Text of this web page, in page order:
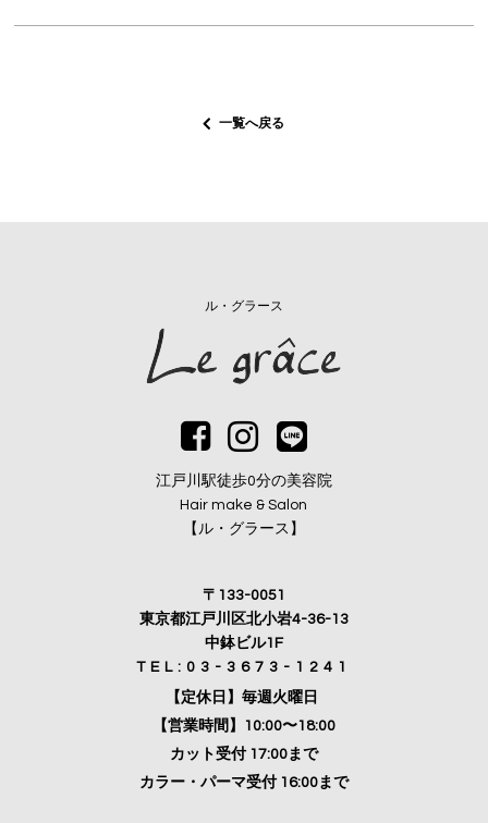
一覧へ戻る
ル・グラース
江戸川駅徒歩0分の美容院
Hair make & Salon
【ル・グラース】
〒133-0051
東京都江戸川区北小岩4-36-13
中鉢ビル1F
TEL:03-3673-1241
【定休日】毎週火曜日
【営業時間】10:00〜18:00
カット受付 17:00まで
カラー・パーマ受付 16:00まで